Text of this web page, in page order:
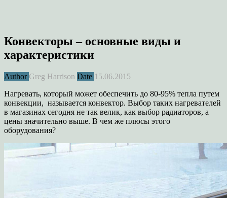
Конвекторы – основные виды и
характеристики
Author Greg Harrison Date 15.06.2015
Нагревать, который может обеспечить до 80-95% тепла путем
конвекции, называется конвектор. Выбор таких нагревателей
в магазинах сегодня не так велик, как выбор радиаторов, а
цены значительно выше. В чем же плюсы этого
оборудования?